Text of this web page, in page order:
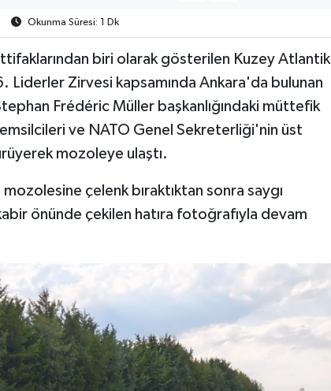
Okunma Süresi: 1 Dk
biri olarak gösterilen Kuzey Atlantik
Liderler Zirvesi kapsamında Ankara'da bulunan
Frédéric Müller başkanlığındaki müttefik
ve NATO Genel Sekreterliği'nin üst
mozoleye ulaştı.
çelenk bıraktıktan sonra saygı
önünde çekilen hatıra fotoğrafıyla devam